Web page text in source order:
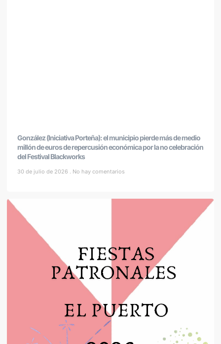
González (Iniciativa Porteña): el municipio pierde más de medio
millón de euros de repercusión económica por la no celebración
del Festival Blackworks
30 de julio de 2026 No hay comentarios